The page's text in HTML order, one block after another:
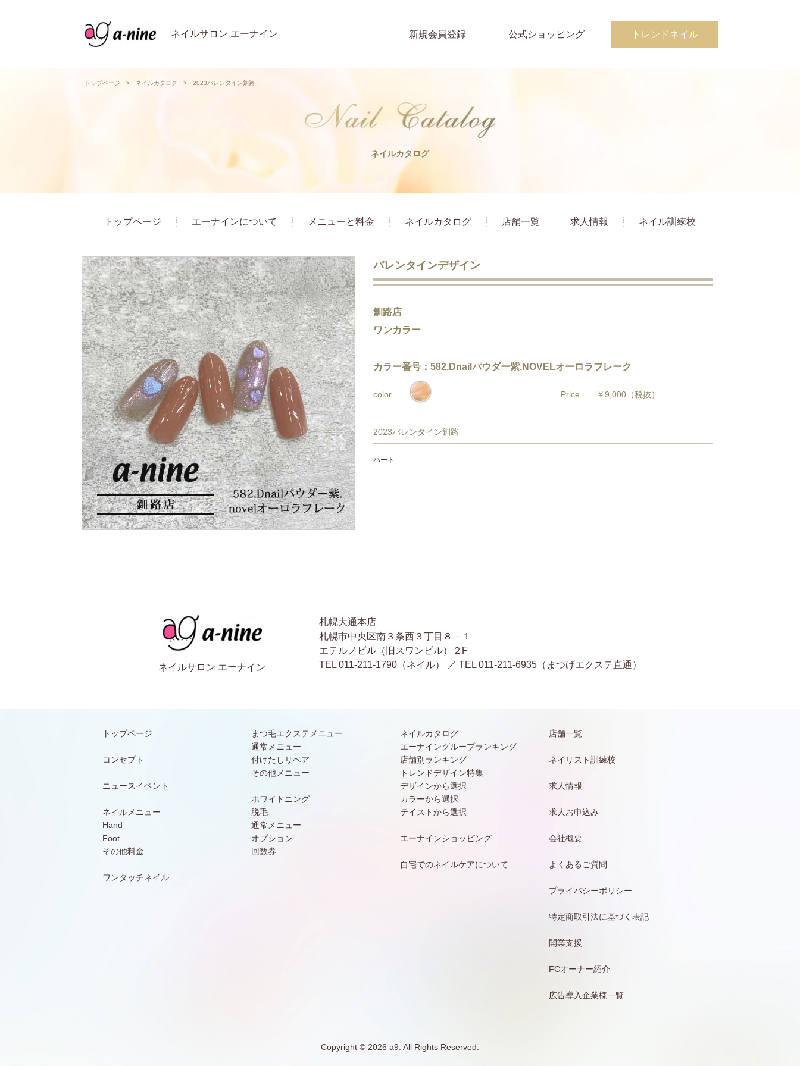
ネイルサロン エーナイン 新規会員登録 公式ショッピング トレンドネイル
トップページ > ネイルカタログ > 2023バレンタイン釧路
ネイルカタログ
トップページ エーナインについて メニューと料金 ネイルカタログ 店舗一覧 求人情報 ネイル訓練校
バレンタインデザイン
釧路店
ワンカラー
カラー番号：582.Dnailパウダー紫.NOVELオーロラフレーク
color Price ￥9,000 （税抜）
2023バレンタイン釧路
ハート
ネイルサロン エーナイン
札幌大通本店
札幌市中央区南３条西３丁目８－１
エテルノビル（旧スワンビル）２F
TEL 011-211-1790（ネイル） ／ TEL 011-211-6935（まつげエクステ直通）
トップページ
コンセプト
ニュースイベント
ネイルメニュー
Hand
Foot
その他料金
ワンタッチネイル
まつ毛エクステメニュー
通常メニュー
付けたしリペア
その他メニュー
ホワイトニング
脱毛
通常メニュー
オプション
回数券
ネイルカタログ
エーナイングループランキング
店舗別ランキング
トレンドデザイン特集
デザインから選択
カラーから選択
テイストから選択
エーナインショッピング
自宅でのネイルケアについて
店舗一覧
ネイリスト訓練校
求人情報
求人お申込み
会社概要
よくあるご質問
プライバシーポリシー
特定商取引法に基づく表記
開業支援
FCオーナー紹介
広告導入企業様一覧
Copyright © 2026 a9. All Rights Reserved.